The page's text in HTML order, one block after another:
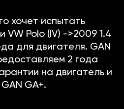
хочет испытать
VW Polo (IV) ->2009 1.4
для двигателя. GAN
2 года
на двигатель и
GA+.